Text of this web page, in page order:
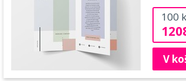
100
V